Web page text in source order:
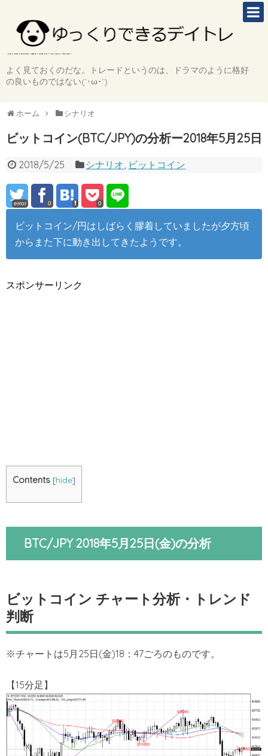
よく見ておくのだな。トレードというのは、ドラマのように格好
の良いものではない(`･ω･´)
ホーム シナリオ
ビットコイン(BTC/JPY)の分析ー2018年5月25日
2018/5/25 シナリオ ビットコイン
error 0 0
ビットコイン/円はしばらく膠着していましたが夕方頃
からまた下に動き出してきたようです。
スポンサーリンク
Contents [hide]
BTC/JPY 2018年5月25日(金)の分析
ビットコイン チャート分析・トレンド
判断
※チャートは5月25日(金)18：47ごろのものです。
【15分足】